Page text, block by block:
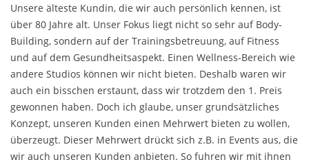
Unsere älteste Kundin, die wir auch persönlich kennen, ist
über 80 Jahre alt. Unser Fokus liegt nicht so sehr auf Body-
Building, sondern auf der Trainingsbetreuung, auf Fitness
und auf dem Gesundheitsaspekt. Einen Wellness-Bereich wie
andere Studios können wir nicht bieten. Deshalb waren wir
auch ein bisschen erstaunt, dass wir trotzdem den 1. Preis
gewonnen haben. Doch ich glaube, unser grundsätzliches
Konzept, unseren Kunden einen Mehrwert bieten zu wollen,
überzeugt. Dieser Mehrwert drückt sich z.B. in Events aus, die
wir auch unseren Kunden anbieten. So fuhren wir mit ihnen